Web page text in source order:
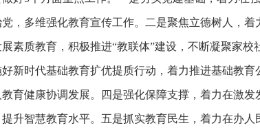
，多维强化教育宣传工作。二是聚焦立德树人，着
素质教育，积极推进“教联体”建设，不断凝聚家校
新时代基础教育扩优提质行动，着力推进基础教育
育健康协调发展。四是强化保障支撑，着力在激发
升智慧教育水平。五是抓实教育民生，着力在办人